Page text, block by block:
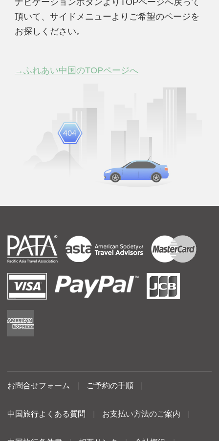
ナビゲーションボタンよりTOPページへ戻って
頂いて、サイドメニューよりご希望のページを
お探しください。
→ふれあい中国のTOPページへ
お問合せフォーム ご予約の手順
中国旅行よくある質問 お支払い方法のご案内